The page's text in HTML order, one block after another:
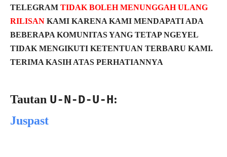
TELEGRAM TIDAK BOLEH MENUNGGAH ULANG
RILISAN KAMI KARENA KAMI MENDAPATI ADA
BEBERAPA KOMUNITAS YANG TETAP NGEYEL
TIDAK MENGIKUTI KETENTUAN TERBARU KAMI.
TERIMA KASIH ATAS PERHATIANNYA
Tautan U-N-D-U-H:
Juspast